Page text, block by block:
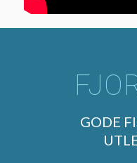
GODE